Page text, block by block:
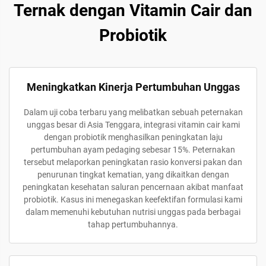
Ternak dengan Vitamin Cair dan
Probiotik
Meningkatkan Kinerja Pertumbuhan Unggas
Dalam uji coba terbaru yang melibatkan sebuah peternakan
unggas besar di Asia Tenggara, integrasi vitamin cair kami
dengan probiotik menghasilkan peningkatan laju
pertumbuhan ayam pedaging sebesar 15%. Peternakan
tersebut melaporkan peningkatan rasio konversi pakan dan
penurunan tingkat kematian, yang dikaitkan dengan
peningkatan kesehatan saluran pencernaan akibat manfaat
probiotik. Kasus ini menegaskan keefektifan formulasi kami
dalam memenuhi kebutuhan nutrisi unggas pada berbagai
tahap pertumbuhannya.